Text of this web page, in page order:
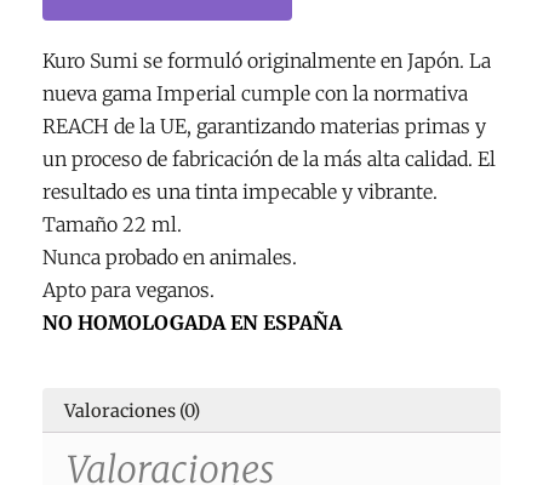
Imperial
Ink
Kuro Sumi se formuló originalmente en Japón. La
nueva gama Imperial cumple con la normativa
REACH de la UE, garantizando materias primas y
un proceso de fabricación de la más alta calidad. El
resultado es una tinta impecable y vibrante.
Tamaño 22 ml.
Nunca probado en animales.
Apto para veganos.
NO HOMOLOGADA EN ESPAÑA
Valoraciones (0)
Valoraciones